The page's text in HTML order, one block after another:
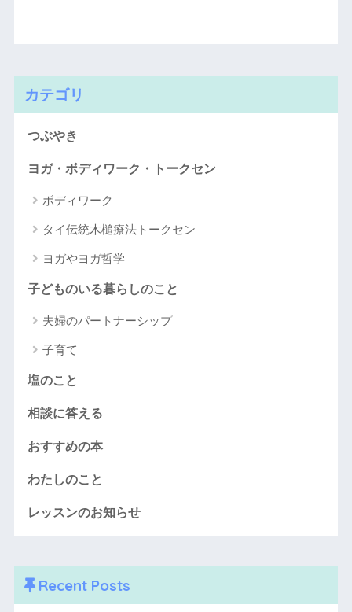
カテゴリ
つぶやき
ヨガ・ボディワーク・トークセン
ボディワーク
タイ伝統木槌療法トークセン
ヨガやヨガ哲学
子どものいる暮らしのこと
夫婦のパートナーシップ
子育て
塩のこと
相談に答える
おすすめの本
わたしのこと
レッスンのお知らせ
Recent Posts